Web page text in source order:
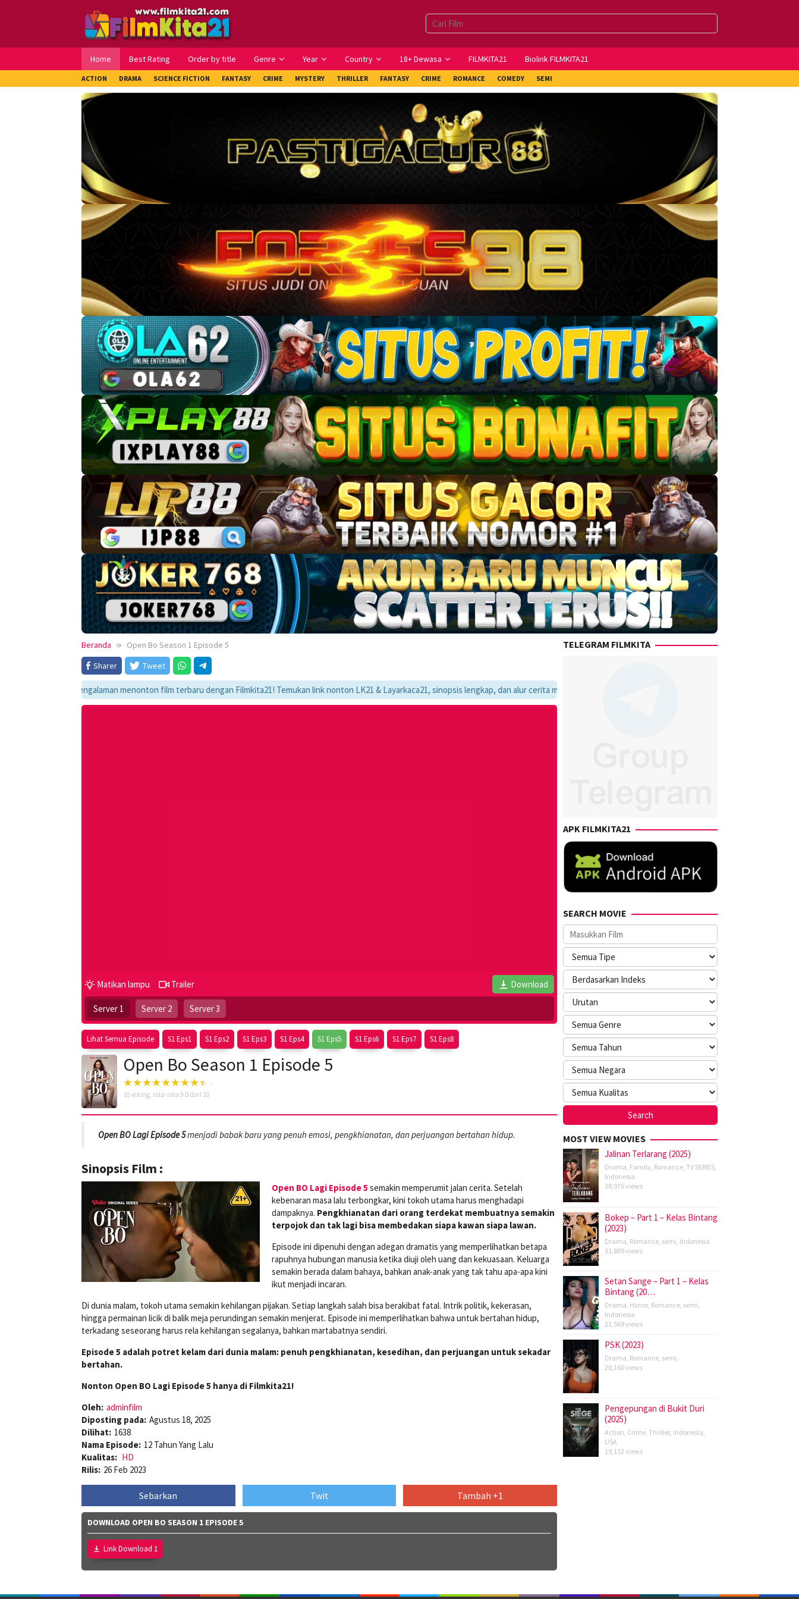
Home Best Rating Order by title Genre Year Country 18+ Dewasa FILMKITA21 Biolink FILMKITA21
ACTION DRAMA SCIENCE FICTION FANTASY CRIME MYSTERY THRILLER FANTASY CRIME ROMANCE COMEDY SEMI
Beranda
Open Bo Season 1 Episode 5
Sharer
Tweet
Nikmati pengalaman menonton film terbaru dengan Filmkita21! Temukan link nonton LK21 & Layarkaca21, sinopsis lengkap, dan alur cerita movie favoritmu dalam satu tempat yang praktis dan update setiap hari.
Matikan lampu Trailer Download
Server 1 Server 2 Server 3
Lihat Semua Episode S1 Eps1 S1 Eps2 S1 Eps3 S1 Eps4 S1 Eps5 S1 Eps6 S1 Eps7 S1 Eps8
Open Bo Season 1 Episode 5
10 voting, rata-rata 9.0 dari 10
Open BO Lagi Episode 5menjadi babak baru yang penuh emosi, pengkhianatan, dan perjuangan bertahan hidup.
Sinopsis Film :
Open BO Lagi Episode 5 semakin memperumit jalan cerita. Setelah
kebenaran masa lalu terbongkar, kini tokoh utama harus menghadapi
dampaknya. Pengkhianatan dari orang terdekat membuatnya semakin
terpojok dan tak lagi bisa membedakan siapa kawan siapa lawan.
Episode ini dipenuhi dengan adegan dramatis yang memperlihatkan betapa
rapuhnya hubungan manusia ketika diuji oleh uang dan kekuasaan. Keluarga
semakin berada dalam bahaya, bahkan anak-anak yang tak tahu apa-apa kini
ikut menjadi incaran.
Di dunia malam, tokoh utama semakin kehilangan pijakan. Setiap langkah salah bisa berakibat fatal. Intrik politik, kekerasan,
hingga permainan licik di balik meja perundingan semakin menjerat. Episode ini memperlihatkan bahwa untuk bertahan hidup,
terkadang seseorang harus rela kehilangan segalanya, bahkan martabatnya sendiri.
Episode 5 adalah potret kelam dari dunia malam: penuh pengkhianatan, kesedihan, dan perjuangan untuk sekadar
bertahan.
Nonton Open BO Lagi Episode 5 hanya di Filmkita21!
Oleh: adminfilm
Diposting pada: Agustus 18, 2025
Dilihat: 1638
Nama Episode: 12 Tahun Yang Lalu
Kualitas: HD
Rilis: 26 Feb 2023
Sebarkan Twit Tambah +1
DOWNLOAD OPEN BO SEASON 1 EPISODE 5
Link Download 1
TELEGRAM FILMKITA
APK FILMKITA21
SEARCH MOVIE
MOST VIEW MOVIES
Jalinan Terlarang (2025)
Drama, Family, Romance, TV SERIES,
Indonesia
38,976 views
Bokep – Part 1 – Kelas Bintang
(2023)
Drama, Romance, semi, Indonesia
31,869 views
Setan Sange – Part 1 – Kelas
Bintang (20…
Drama, Horror, Romance, semi,
Indonesia
23,569 views
PSK (2023)
Drama, Romance, semi,
20,160 views
Pengepungan di Bukit Duri
(2025)
Action, Crime, Thriller, Indonesia,
USA
19,132 views